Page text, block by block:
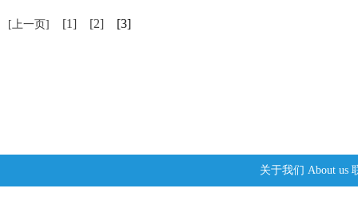
[上一页] [1] [2] [3]
关于我们 About us